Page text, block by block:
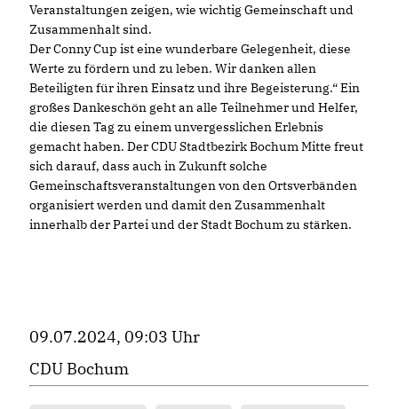
Veranstaltungen zeigen, wie wichtig Gemeinschaft und
Zusammenhalt sind.
Der Conny Cup ist eine wunderbare Gelegenheit, diese
Werte zu fördern und zu leben. Wir danken allen
Beteiligten für ihren Einsatz und ihre Begeisterung.“ Ein
großes Dankeschön geht an alle Teilnehmer und Helfer,
die diesen Tag zu einem unvergesslichen Erlebnis
gemacht haben. Der CDU Stadtbezirk Bochum Mitte freut
sich darauf, dass auch in Zukunft solche
Gemeinschaftsveranstaltungen von den Ortsverbänden
organisiert werden und damit den Zusammenhalt
innerhalb der Partei und der Stadt Bochum zu stärken.
09.07.2024, 09:03 Uhr
CDU Bochum